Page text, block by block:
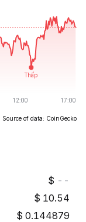
Source of data: CoinGecko
--
10.54
0.144879